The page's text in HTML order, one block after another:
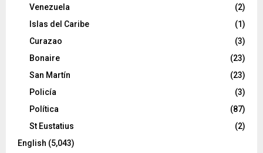
Venezuela
(2)
Islas del Caribe
(1)
Curazao
(3)
Bonaire
(23)
San Martín
(23)
Policía
(3)
Política
(87)
St Eustatius
(2)
English (5,043)